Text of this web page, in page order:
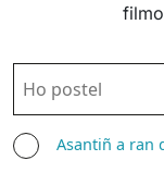
POSTEL
ASANTIÑAsantiñ a ran